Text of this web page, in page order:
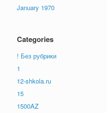
January 1970
Categories
! Без рубрики
1
12-shkola.ru
15
1500AZ